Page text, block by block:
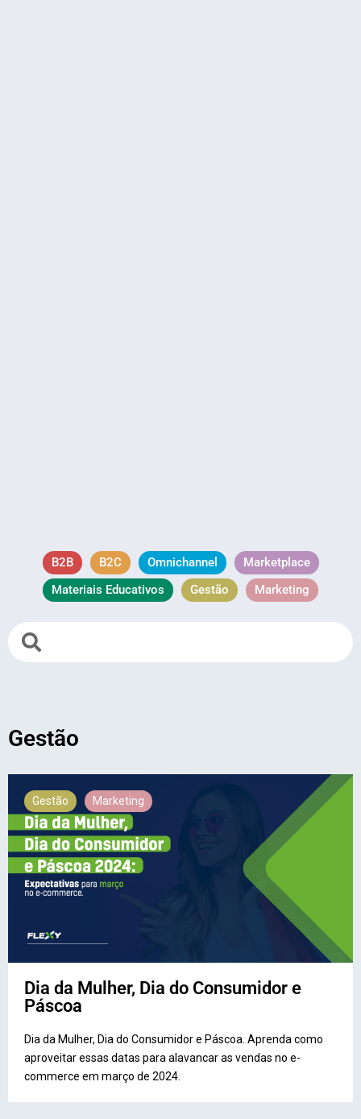
B2B B2C Omnichannel
Marketplace
Materiais Educativos
Gestão Marketing
Gestão
Gestão Marketing
Dia da Mulher, Dia do Consumidor e
Páscoa
Dia da Mulher, Dia do Consumidor e Páscoa. Aprenda como
aproveitar essas datas para alavancar as vendas no e-
commerce em março de 2024.